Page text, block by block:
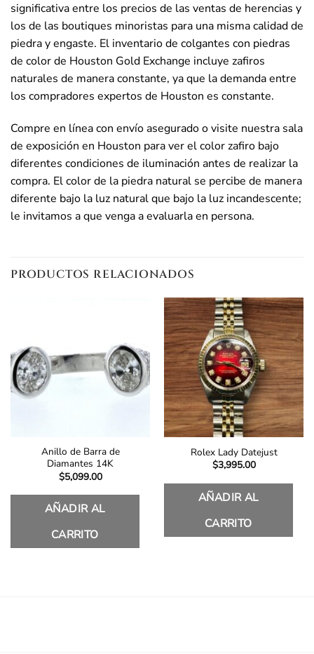
significativa entre los precios de las ventas de herencias y
los de las boutiques minoristas para una misma calidad de
piedra y engaste. El inventario de colgantes con piedras
de color de Houston Gold Exchange incluye zafiros
naturales de manera constante, ya que la demanda entre
los compradores expertos de Houston es constante.
Compre en línea con envío asegurado o visite nuestra sala
de exposición en Houston para ver el color zafiro bajo
diferentes condiciones de iluminación antes de realizar la
compra. El color de la piedra natural se percibe de manera
diferente bajo la luz natural que bajo la luz incandescente;
le invitamos a que venga a evaluarla en persona.
PRODUCTOS RELACIONADOS
Anillo de Barra de
Diamantes 14K
$5,099.00
AÑADIR AL
CARRITO
Rolex Lady Datejust
$3,995.00
AÑADIR AL
CARRITO